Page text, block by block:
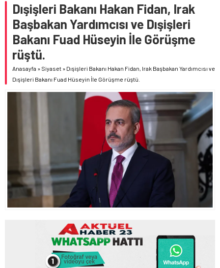
Dışişleri Bakanı Hakan Fidan, Irak
Başbakan Yardımcısı ve Dışişleri
Bakanı Fuad Hüseyin İle Görüşme
rüştü.
Anasayfa » Siyaset » Dışişleri Bakanı Hakan Fidan, Irak Başbakan Yardımcısı ve
Dışişleri Bakanı Fuad Hüseyin İle Görüşme rüştü.